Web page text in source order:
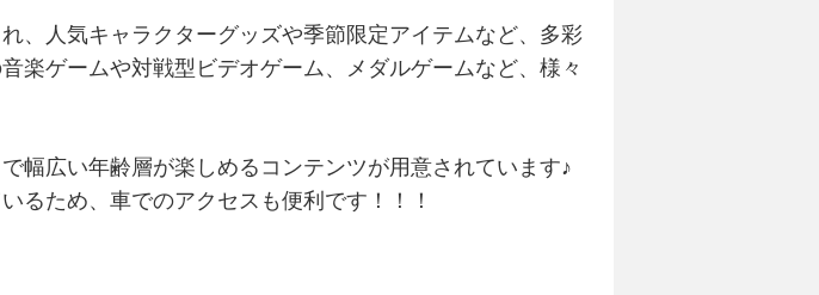
、人気キャラクターグッズや季節限定アイテムなど、多彩
楽ゲームや対戦型ビデオゲーム、メダルゲームなど、様々
幅広い年齢層が楽しめるコンテンツが用意されています♪
るため、車でのアクセスも便利です！！！